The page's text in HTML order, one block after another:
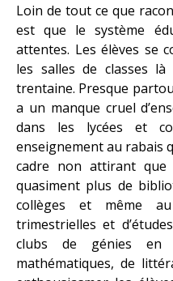
Loin de tout ce que
est que le système
attentes. Les élèves se
les salles de classes
trentaine. Presque
a un manque cruel
dans les lycées et
enseignement au rabais
cadre non attirant que
quasiment plus de
collèges et même
trimestrielles et
clubs de génies en
mathématiques, de